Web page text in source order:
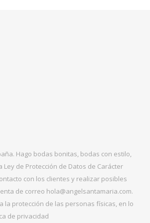
Hago bodas bonitas, bodas con estilo,
de Protección de Datos de Carácter
con los clientes y realizar posibles
de correo hola@angelsantamaria.com.
la protección de las personas físicas, en lo
de privacidad